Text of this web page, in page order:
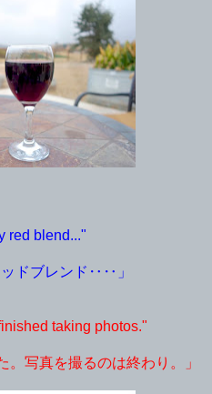
red blend..."
ドブレンド‥‥」
taking photos."
写真を撮るのは終わり。」